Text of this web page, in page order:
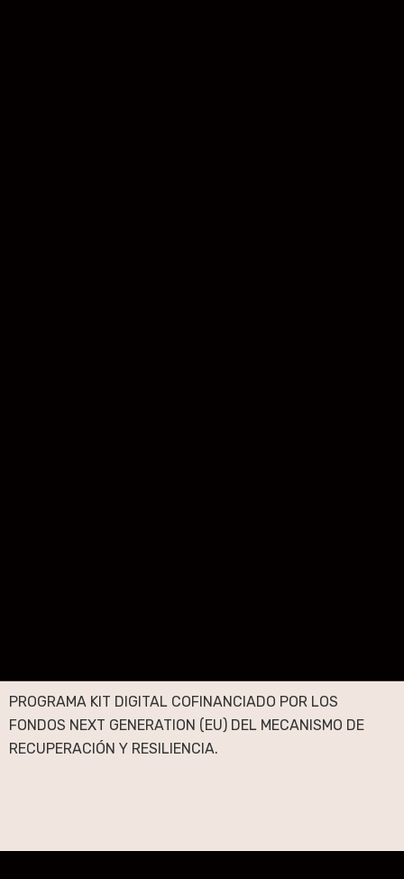
PROGRAMA KIT DIGITAL COFINANCIADO POR LOS
FONDOS NEXT GENERATION (EU) DEL MECANISMO DE
RECUPERACIÓN Y RESILIENCIA.